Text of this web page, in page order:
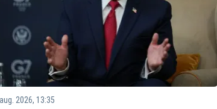
2026, 13:35